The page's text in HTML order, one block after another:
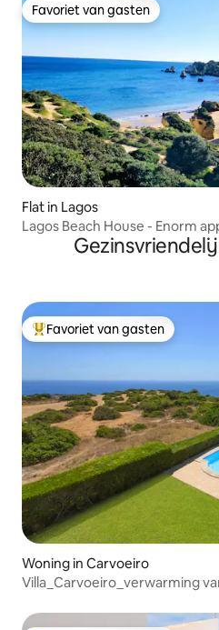
Favoriet van gasten
Favoriet van gasten
Flat in Lagos
Lagos Beach House - Enorm
Topfavoriet van gasten
Favoriet van gasten
Woning in Carvoeiro
Villa_Carvoeiro_verwarming